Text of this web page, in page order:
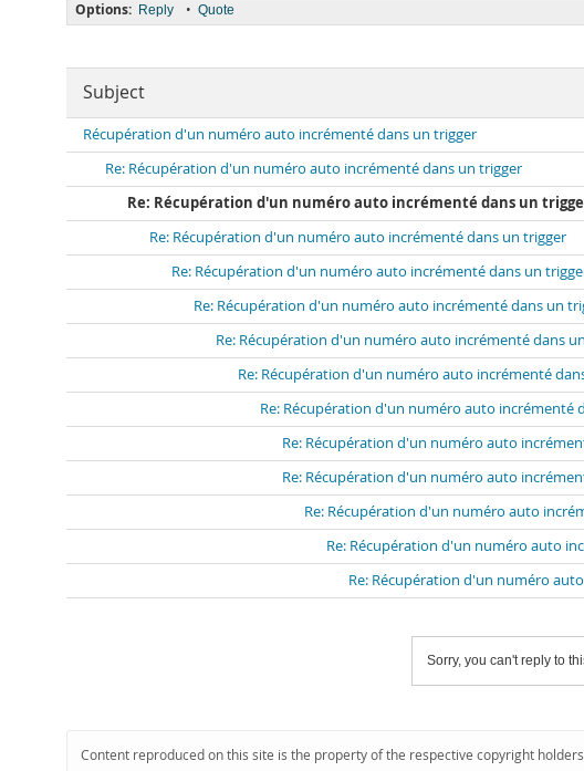
Options: Reply • Quote
Subject
Récupération d'un numéro auto incrémenté dans un trigger
Re: Récupération d'un numéro auto incrémenté dans un trigger
Re: Récupération d'un numéro auto incrémenté dans un
Re: Récupération d'un numéro auto incrémenté dans un trigger
Re: Récupération d'un numéro auto incrémenté dans un
Re: Récupération d'un numéro auto incrémenté dans un
Re: Récupération d'un numéro auto incrémenté dans
Re: Récupération d'un numéro auto incrémenté
Re: Récupération d'un numéro auto incrémenté
Re: Récupération d'un numéro auto
Re: Récupération d'un numéro auto
Re: Récupération d'un numéro auto
Re: Récupération d'un numéro auto
Re: Récupération d'un numéro
Sorry, you can't reply to
Content reproduced on this site is the property of the respective copyright